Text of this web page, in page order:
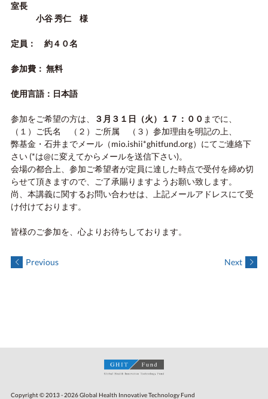
室長
小谷 秀仁 様
定員： 約４０名
参加費： 無料
使用言語：日本語
参加をご希望の方は、 ３月３１日（火）１７：００ までに、
（１）ご氏名 （２）ご所属 （３）参加理由を明記の上、
弊基金・石井までメール（mio.ishii*ghitfund.org）にてご連絡下
さい (*は@に変えてからメールを送信下さい)。
会場の都合上、参加ご希望者が定員に達した時点で受付を締め切
らせて頂きますので、ご了承賜りますようお願い致します。
尚、本講義に関するお問い合わせは、上記メールアドレスにて受
け付けております。
皆様のご参加を、心よりお待ちしております。
Previous Next
Copyright © 2013 - 2026 Global Health Innovative Technology Fund